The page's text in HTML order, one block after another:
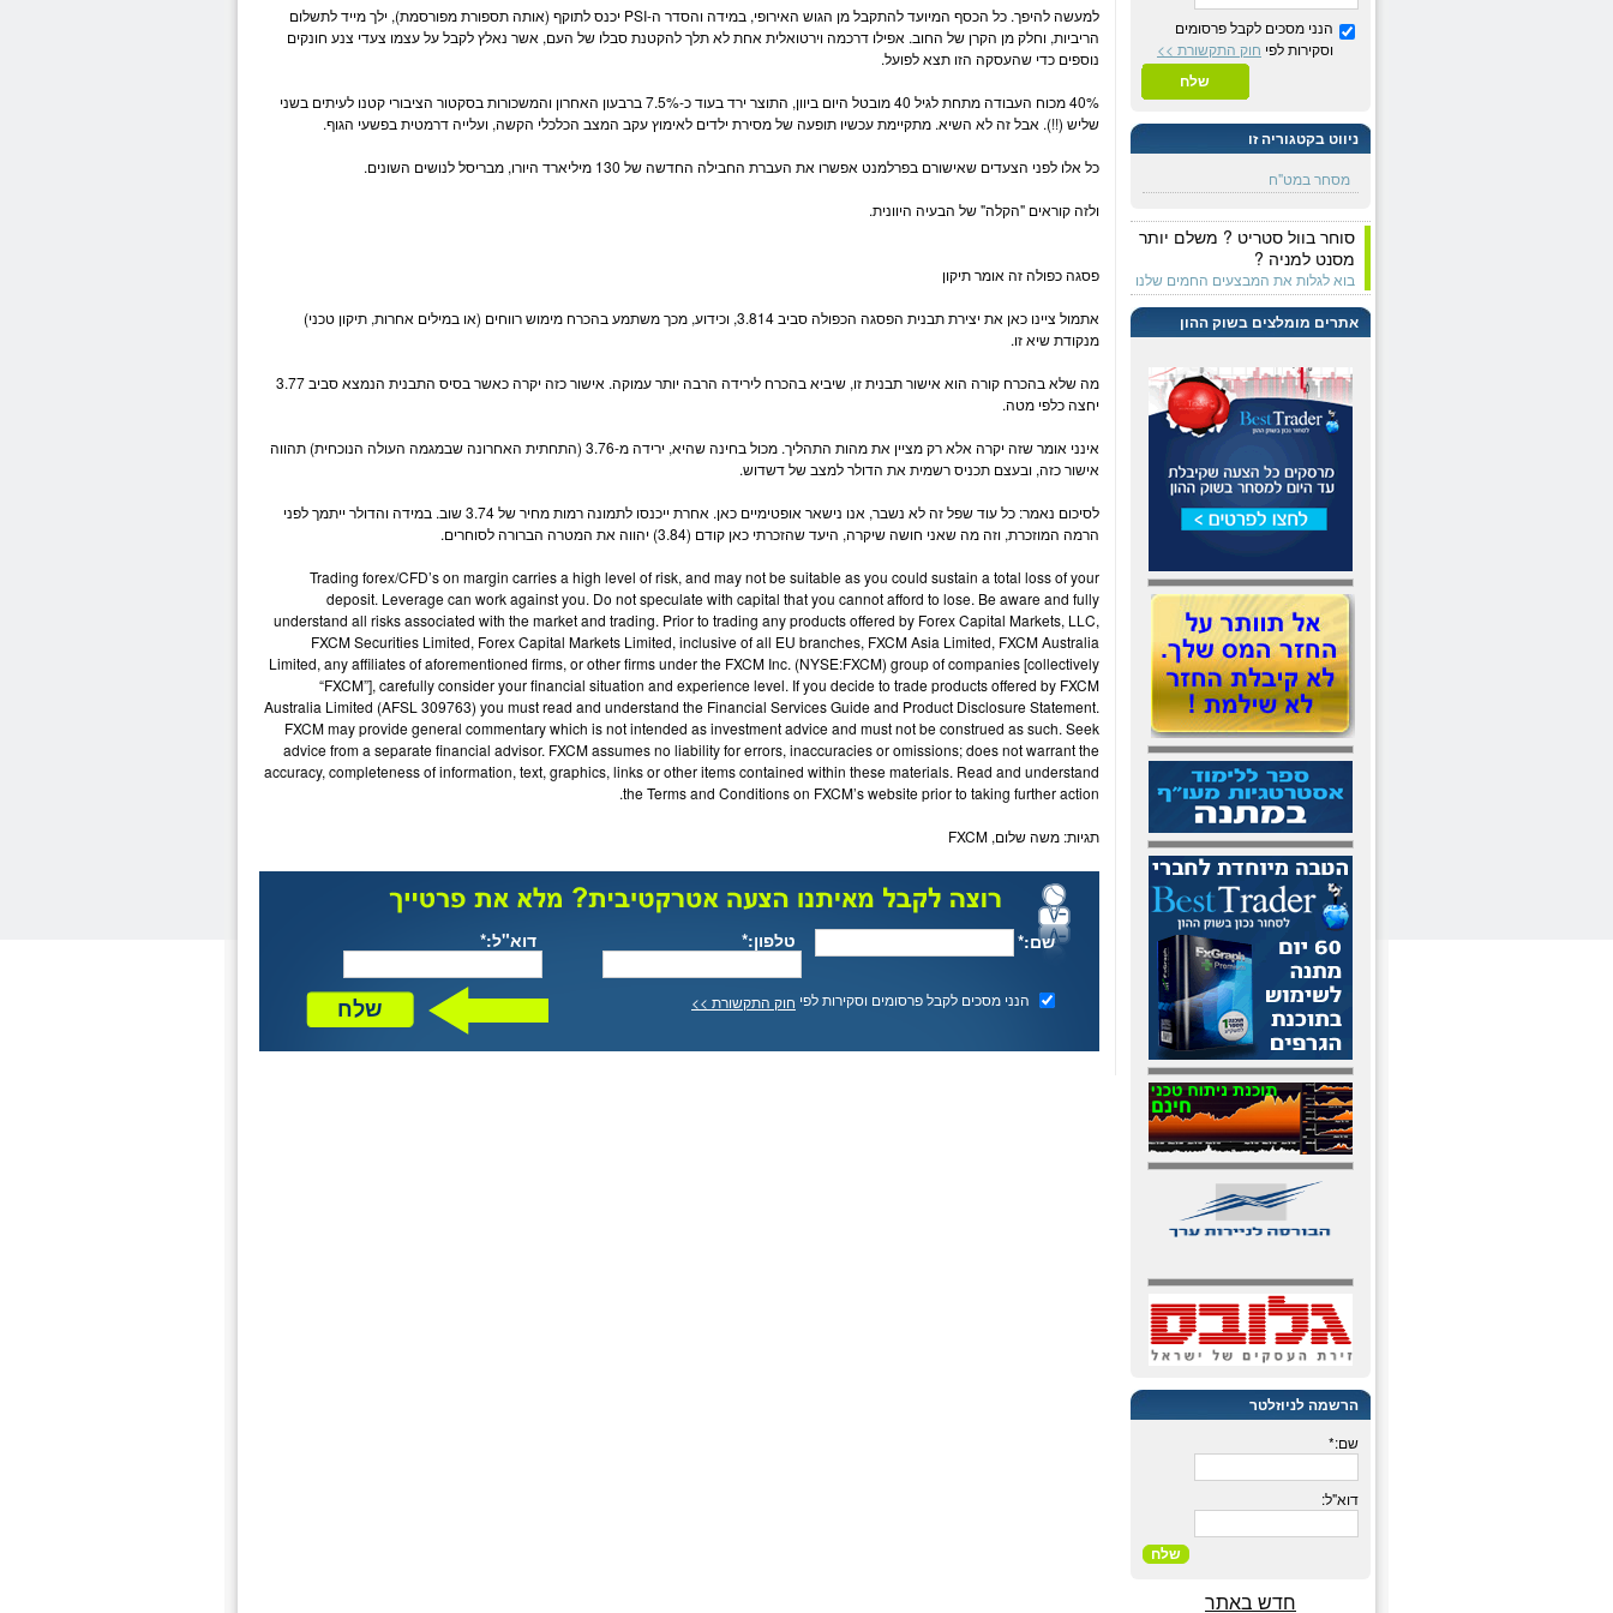
למעשה להיפך. כל הכסף המיועד להתקבל מן הגוש האירופי, במידה והסדר ה-PSI יכנס לתוקף (אותה תספורת מפורסמת), ילך מייד לתשלום
הריביות, וחלק מן הקרן של החוב. אפילו דרכמה וירטואלית אחת לא תלך להקטנת סבלו של העם, אשר נאלץ לקבל על עצמו צעדי צנע חונקים
נוספים כדי שהעסקה הזו תצא לפועל.
40% מכוח העבודה מתחת לגיל 40 מובטל היום ביוון, התוצר ירד בעוד כ-7.5% ברבעון האחרון והמשכורות בסקטור הציבורי קטנו לעיתים בשני
שליש (!!). אבל זה לא השיא. מתקיימת עכשיו תופעה של מסירת ילדים לאימוץ עקב המצב הכלכלי הקשה, ועלייה דרמטית בפשעי הגוף.
כל אלו לפני הצעדים שאישורם בפרלמנט אפשרו את העברת החבילה החדשה של 130 מיליארד ה יורו, מבריסל לנושים השונים.
ולזה קוראים "הקלה" של הבעיה היוונית.
פסגה כפולה זה אומר תיקון
אתמול ציינו כאן את יצירת תבנית הפסגה הכפולה סביב 3.814, וכידוע, מכך משתמע בהכרח מימוש רווחים (או במילים אחרות, תיקון טכני)
מנקודת שיא זו.
מה שלא בהכרח קורה הוא אישור תבנית זו, שיביא בהכרח לירידה הרבה יותר עמוקה. אישור כזה יקרה כאשר בסיס התבנית הנמצא סביב 3.77
יחצה כלפי מטה.
אינני אומר שזה יקרה אלא רק מציין את מהות התהליך. מכול בחינה שהיא, ירידה מ-3.76 (התחתית האחרונה שבמגמה העולה הנוכחית) תהווה
אישור כזה, ובעצם תכניס רשמית את הדולרלמצב של דשדוש.
לסיכום נאמר: כל עוד שפל זה לא נשבר, אנו נישאר אופטימיים כאן. אחרת ייכנסו לתמונה רמות מחיר של 3.74 שוב. במידה וה דולרייתמך לפני
הרמה המוזכרת, וזה מה שאני חושה שיקרה, היעד שהזכרתי כאן קודם (3.84) יהווה את המטרה הברורה לסוחרים.
Trading forex/CFD’s on margin carries a high level of risk, and may not be suitable as you could sustain a total loss of your
deposit. Leverage can work against you. Do not speculate with capital that you cannot afford to lose. Be aware and fully
understand all risks associated with the market and trading. Prior to trading any products offered by Forex Capital Markets, LLC,
FXCMSecurities Limited, Forex Capital Markets Limited, inclusive of all EU branches, FXCMAsia Limited, FXCMAustralia
Limited, any affiliates of aforementioned firms, or other firms under the FXCM Inc. (NYSE:FXCM) group of companies [collectively
“FXCM”], carefully consider your financial situation and experience level. If you decide to trade products offered by FXCM
Australia Limited (AFSL 309763) you must read and understand the Financial Services Guide and Product Disclosure Statement.
FXCMmay provide general commentary which is not intended as investment advice and must not be construed as such. Seek
advice from a separate financial advisor. FXCMassumes no liability for errors, inaccuracies or omissions; does not warrant the
accuracy, completeness of information, text, graphics, links or other items contained within these materials. Read and understand
the Terms and Conditions on FXCM’s website prior to taking further action.
תגיות: משה שלום,
FXCM
שם:* טלפון:* דוא"ל:*
הנני מסכים לקבל פרסומים וסקירות לפי חוק התקשורת >> שלח
הנני מסכים לקבל פרסומים
וסקירות לפי חוק התקשורת >>
שלח
ניווט בקטגוריה זו
מסחר במט"ח
סוחר בוול סטריט ? משלם יותר
מסנט למניה ?
בוא לגלות את המבצעים החמים שלנו
אתרים מומלצים בשוק ההון
הרשמה לניוזלטר
שם:*
דוא"ל:
שלח
חדש באתר